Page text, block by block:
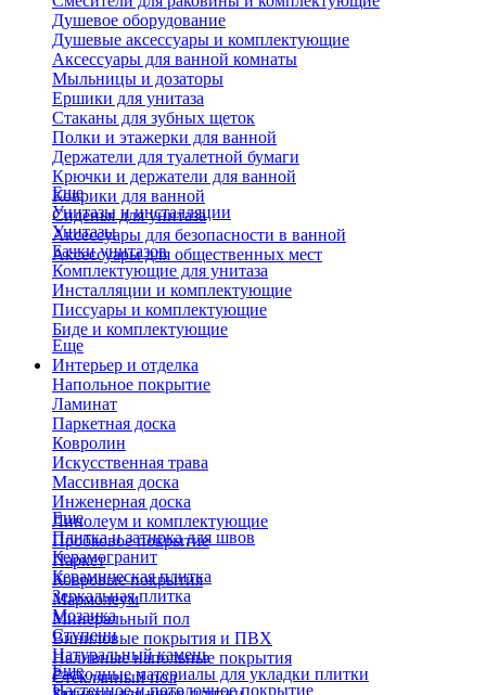
Душевое оборудование
Душевые аксессуары и комплектующие
Аксессуары для ванной комнаты
Мыльницы и дозаторы
Ершики для унитаза
Стаканы для зубных щеток
Полки и этажерки для ванной
Держатели для туалетной бумаги
Крючки и держатели для ванной
Коврики для ванной
Сиденья для унитаза
Аксессуары для безопасности в ванной
Аксессуары для общественных мест
Еще
Унитазы и инсталляции
Унитазы
Бачки унитазов
Комплектующие для унитаза
Инсталляции и комплектующие
Писсуары и комплектующие
Биде и комплектующие
Еще
Интерьер и отделка
Напольное покрытие
Ламинат
Паркетная доска
Ковролин
Искусственная трава
Массивная доска
Инженерная доска
Линолеум и комплектующие
Пробковое покрытие
Паркет
Ковровые покрытия
Мармолеум
Минеральный пол
Виниловые покрытия и ПВХ
Наливные напольные покрытия
Стеклянный пол
Еще
Плитка и затирка для швов
Керамогранит
Керамическая плитка
Зеркальная плитка
Мозаика
Ступени
Натуральный камень
Расходные материалы для укладки плитки
Еще
Настенное и потолочное покрытие